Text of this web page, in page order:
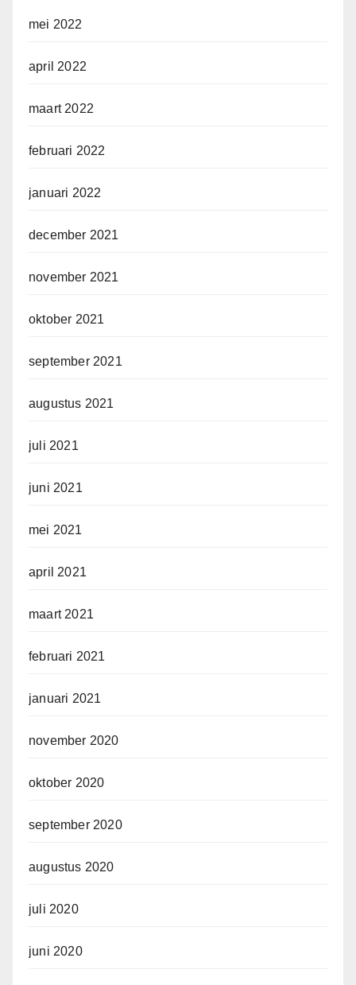
mei 2022
april 2022
maart 2022
februari 2022
januari 2022
december 2021
november 2021
oktober 2021
september 2021
augustus 2021
juli 2021
juni 2021
mei 2021
april 2021
maart 2021
februari 2021
januari 2021
november 2020
oktober 2020
september 2020
augustus 2020
juli 2020
juni 2020